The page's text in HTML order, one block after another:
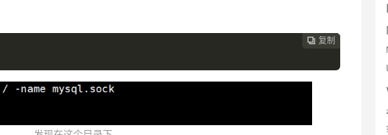
 复制
 复制
 复制
 复制
 复制